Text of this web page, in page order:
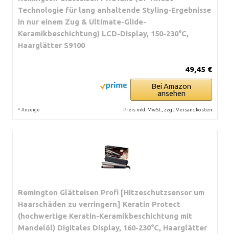
Technologie für lang anhaltende Styling-Ergebnisse
in nur einem Zug & Ultimate-Glide-
Keramikbeschichtung) LCD-Display, 150-230°C,
Haarglätter S9100
49,45 €
Bei Amazon
ansehen
* Anzeige Preis inkl. MwSt., zzgl. Versandkosten
Remington Glätteisen Profi [Hitzeschutzsensor um
Haarschäden zu verringern] Keratin Protect
(hochwertige Keratin-Keramikbeschichtung mit
Mandelöl) Digitales Display, 160-230°C, Haarglätter